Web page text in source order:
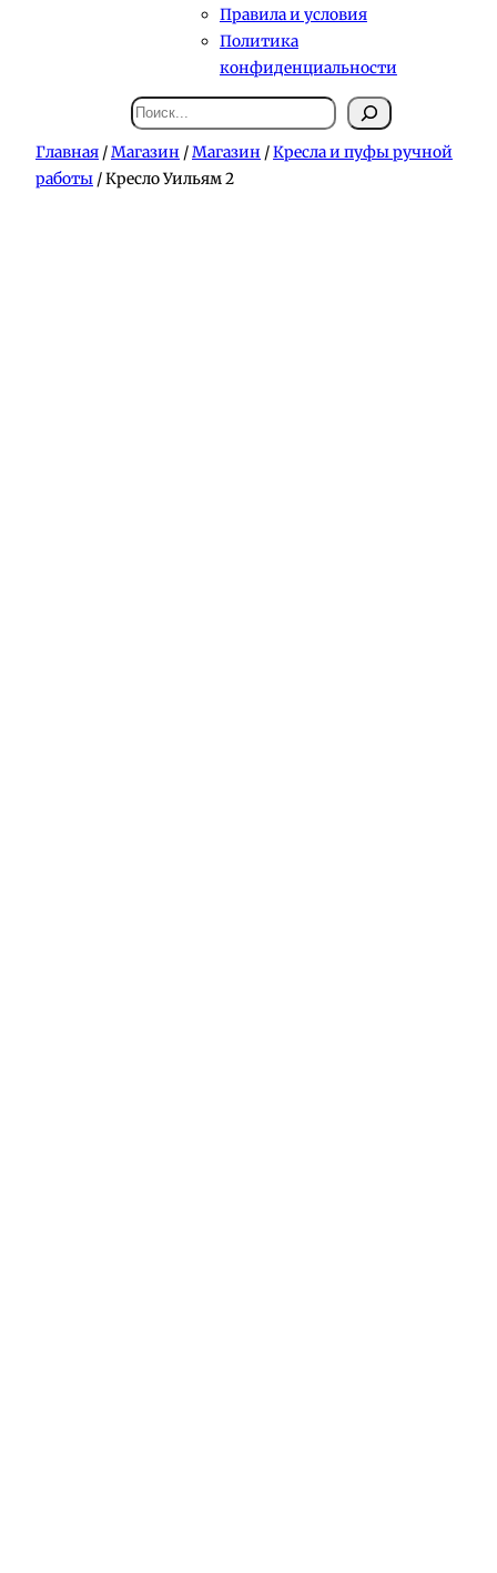
Правила и условия
Политика
конфиденциальности
Поиск
Главная /Магазин /Магазин /Кресла и пуфы ручной
работы / Кресло Уильям 2